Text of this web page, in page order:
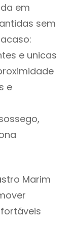
em
sem
e unicas
e
Marim